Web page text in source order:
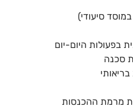
סיעודי)
בפעולות היום-יום
סכנה
מרמת ההכנסות